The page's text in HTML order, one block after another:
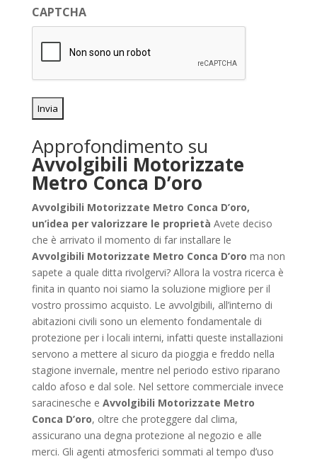
privacy
*
CAPTCHA
Approfondimento su
Avvolgibili Motorizzate
Metro Conca D’oro
Avvolgibili Motorizzate Metro Conca D’oro,
un’idea per valorizzare le proprietà Avete deciso
che è arrivato il momento di far installare le
Avvolgibili Motorizzate Metro Conca D’oro ma non
sapete a quale ditta rivolgervi? Allora la vostra ricerca è
finita in quanto noi siamo la soluzione migliore per il
vostro prossimo acquisto. Le avvolgibili, all’interno di
abitazioni civili sono un elemento fondamentale di
protezione per i locali interni, infatti queste installazioni
servono a mettere al sicuro da pioggia e freddo nella
stagione invernale, mentre nel periodo estivo riparano
caldo afoso e dal sole. Nel settore commerciale invece
saracinesche e Avvolgibili Motorizzate Metro
Conca D’oro, oltre che proteggere dal clima,
assicurano una degna protezione al negozio e alle
merci. Gli agenti atmosferici sommati al tempo d’uso